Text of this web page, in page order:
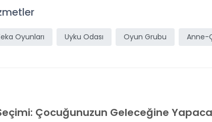
Oyunları Uyku Odası Oyun Grubu Anne-
Çocuğunuzun Geleceğine